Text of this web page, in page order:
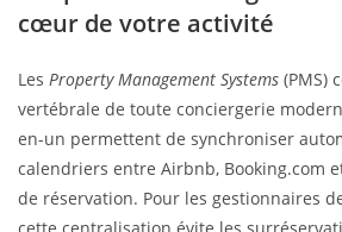
cœur de votre activité
Les Property Management Systems (PMS)
vertébrale de toute conciergerie
en-un permettent de synchroniser
calendriers entre Airbnb, Booking.com
de réservation. Pour les gestionnaires